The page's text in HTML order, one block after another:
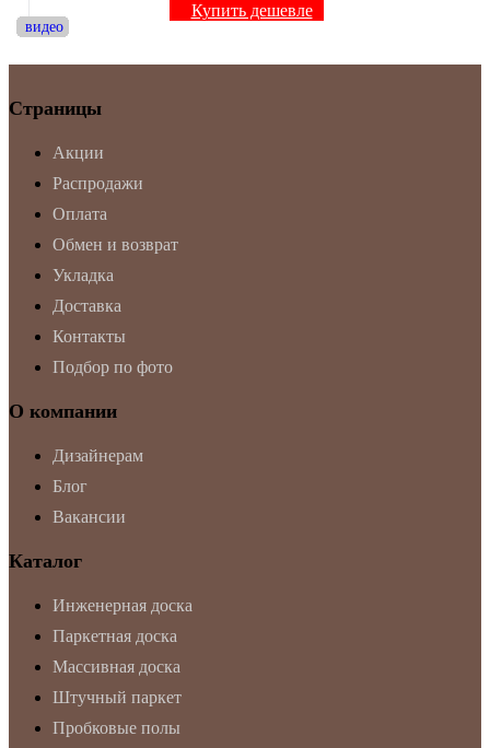
видео
видео
видео
видео
видео
видео
видео
видео
видео
видео
Купить дешевле
Страницы
Акции
Распродажи
Оплата
Обмен и возврат
Укладка
Доставка
Контакты
Подбор по фото
О компании
Дизайнерам
Блог
Вакансии
Каталог
Инженерная доска
Паркетная доска
Массивная доска
Штучный паркет
Пробковые полы